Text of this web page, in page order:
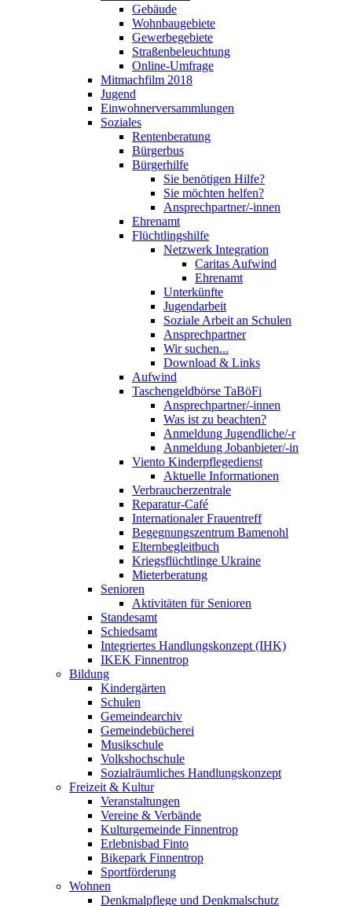
Gebäude
Wohnbaugebiete
Gewerbegebiete
Straßenbeleuchtung
Online-Umfrage
Mitmachfilm 2018
Jugend
Einwohnerversammlungen
Soziales
Rentenberatung
Bürgerbus
Bürgerhilfe
Sie benötigen Hilfe?
Sie möchten helfen?
Ansprechpartner/-innen
Ehrenamt
Flüchtlingshilfe
Netzwerk Integration
Caritas Aufwind
Ehrenamt
Unterkünfte
Jugendarbeit
Soziale Arbeit an Schulen
Ansprechpartner
Wir suchen...
Download & Links
Aufwind
Taschengeldbörse TaBöFi
Ansprechpartner/-innen
Was ist zu beachten?
Anmeldung Jugendliche/-r
Anmeldung Jobanbieter/-in
Viento Kinderpflegedienst
Aktuelle Informationen
Verbraucherzentrale
Reparatur-Café
Internationaler Frauentreff
Begegnungszentrum Bamenohl
Elternbegleitbuch
Kriegsflüchtlinge Ukraine
Mieterberatung
Senioren
Aktivitäten für Senioren
Standesamt
Schiedsamt
Integriertes Handlungskonzept (IHK)
IKEK Finnentrop
Bildung
Kindergärten
Schulen
Gemeindearchiv
Gemeindebücherei
Musikschule
Volkshochschule
Sozialräumliches Handlungskonzept
Freizeit & Kultur
Veranstaltungen
Vereine & Verbände
Kulturgemeinde Finnentrop
Erlebnisbad Finto
Bikepark Finnentrop
Sportförderung
Wohnen
Denkmalpflege und Denkmalschutz